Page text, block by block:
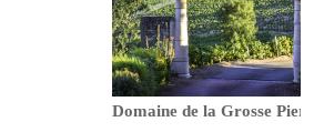
Domaine de la Grosse Pierre